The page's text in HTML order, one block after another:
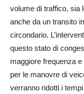
volume di traffico, sia
anche da un transito
circondario.
questo stato di
maggiore frequenza
per le manovre di
verranno ridotti i